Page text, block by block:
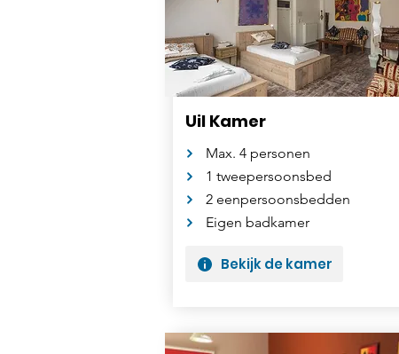
Uil Kamer
Max. 4 personen
1 tweepersoonsbed
2 eenpersoonsbedden
Eigen badkamer
Bekijk de kamer